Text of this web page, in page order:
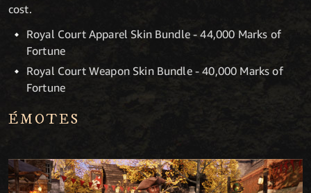
cost.
Royal Court Apparel Skin Bundle - 44,000 Marks of
Fortune
Royal Court Weapon Skin Bundle - 40,000 Marks of
Fortune
ÉMOTES